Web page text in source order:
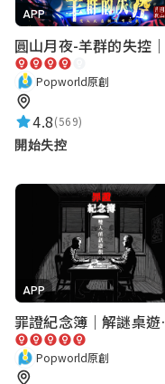
APP
Popworld原創
4.8(569)
開始失控
APP
罪證紀
Popworld原創